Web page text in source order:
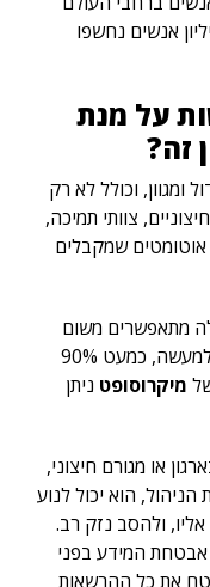
במוצרים שלה, כלומר, 100 מיליון אנשים נחשפו
על מנת
זה?
וכולל לא רק
צוותי תמיכה,
אוטומטים שמקבלים
מתאפשרים משום
שהתוקף הצליח לקבל הרשאה מסוימת ולמעשה, כמעט 90%
מיקרוסופט ניתן
או מגורם חיצוני,
הוא יכול לנוע
ולהסב נזק רב.
המידע בפני
את כל ההרשאות